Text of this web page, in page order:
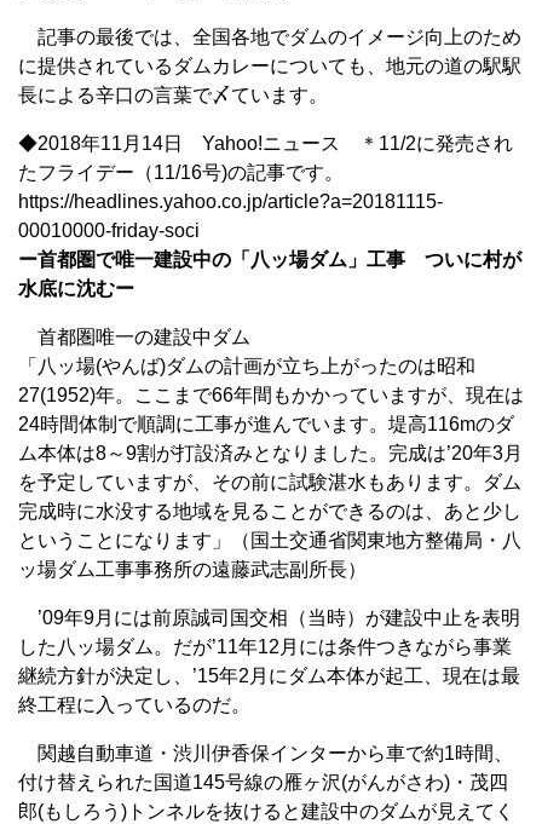
記事の最後では、全国各地でダムのイメージ向上のため
に提供されているダムカレーについても、地元の道の駅駅
長による辛口の言葉で〆ています。
◆2018年11月14日 Yahoo!ニュース ＊11/2に発売され
たフライデー（11/16号)の記事です。
https://headlines.yahoo.co.jp/article?a=20181115-
00010000-friday-soci
ー首都圏で唯一建設中の「八ッ場ダム」工事 ついに村が
水底に沈むー
首都圏唯一の建設中ダム
「八ッ場(やんば)ダムの計画が立ち上がったのは昭和
27(1952)年。ここまで66年間もかかっていますが、現在は
24時間体制で順調に工事が進んでいます。堤高116mのダ
ム本体は8～9割が打設済みとなりました。完成は’20年3月
を予定していますが、その前に試験湛水もあります。ダム
完成時に水没する地域を見ることができるのは、あと少し
ということになります」（国土交通省関東地方整備局・八
ッ場ダム工事事務所の遠藤武志副所長）
’09年9月には前原誠司国交相（当時）が建設中止を表明
した八ッ場ダム。だが’11年12月には条件つきながら事業
継続方針が決定し、’15年2月にダム本体が起工、現在は最
終工程に入っているのだ。
関越自動車道・渋川伊香保インターから車で約1時間、
付け替えられた国道145号線の雁ヶ沢(がんがさわ)・茂四
郎(もしろう)トンネルを抜けると建設中のダムが見えてく